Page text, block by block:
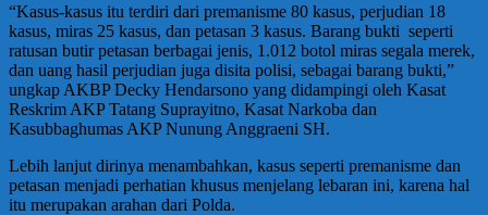
“Kasus-kasus itu terdiri dari premanisme 80 kasus, perjudian 18
kasus, miras 25 kasus, dan petasan 3 kasus. Barang bukti seperti
ratusan butir petasan berbagai jenis, 1.012 botol miras segala merek,
dan uang hasil perjudian juga disita polisi, sebagai barang bukti,”
ungkap AKBP Decky Hendarsono yang didampingi oleh Kasat
Reskrim AKP Tatang Suprayitno, Kasat Narkoba dan
Kasubbaghumas AKP Nunung Anggraeni SH.
Lebih lanjut dirinya menambahkan, kasus seperti premanisme dan
petasan menjadi perhatian khusus menjelang lebaran ini, karena hal
itu merupakan arahan dari Polda.